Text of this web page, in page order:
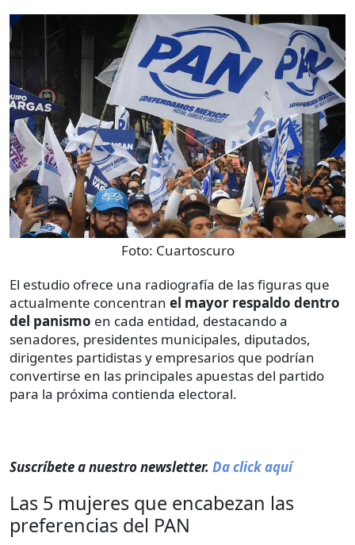
Foto: Cuartoscuro
El estudio ofrece una radiografía de las figuras que
actualmente concentran el mayor respaldo dentro
del panismo en cada entidad, destacando a
senadores, presidentes municipales, diputados,
dirigentes partidistas y empresarios que podrían
convertirse en las principales apuestas del partido
para la próxima contienda electoral.
Suscríbete a nuestro newsletter. Da click aquí
Las 5 mujeres que encabezan las
preferencias del PAN